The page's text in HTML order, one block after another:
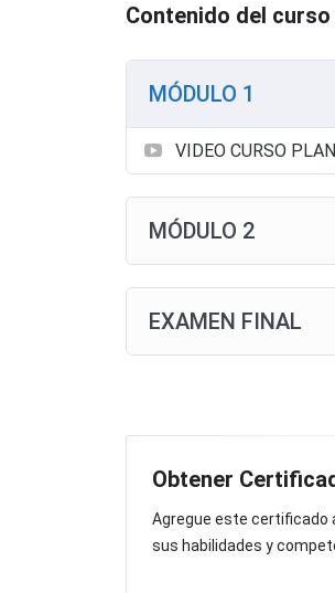
Contenido del curso
MÓDULO 1
VIDEO CURSO
MÓDULO 2
EXAMEN FINAL
Obtener
Agregue este certificado
sus habilidades y